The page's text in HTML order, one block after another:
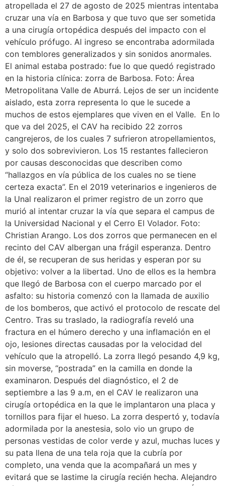
atropellada el 27 de agosto de 2025 mientras intentaba
cruzar una vía en Barbosa y que tuvo que ser sometida
a una cirugía ortopédica después del impacto con el
vehículo prófugo. Al ingreso se encontraba adormilada
con temblores generalizados y sin sonidos anormales.
El animal estaba postrado: fue lo que quedó registrado
en la historia clínica: zorra de Barbosa. Foto: Área
Metropolitana Valle de Aburrá. Lejos de ser un incidente
aislado, esta zorra representa lo que le sucede a
muchos de estos ejemplares que viven en el Valle. En lo
que va del 2025, el CAV ha recibido 22 zorros
cangrejeros, de los cuales 7 sufrieron atropellamientos,
y solo dos sobrevivieron. Los 15 restantes fallecieron
por causas desconocidas que describen como
“hallazgos en vía pública de los cuales no se tiene
certeza exacta”. En el 2019 veterinarios e ingenieros de
la Unal realizaron el primer registro de un zorro que
murió al intentar cruzar la vía que separa el campus de
la Universidad Nacional y el Cerro El Volador. Foto:
Christian Arango. Los dos zorros que permanecen en el
recinto del CAV albergan una frágil esperanza. Dentro
de él, se recuperan de sus heridas y esperan por su
objetivo: volver a la libertad. Uno de ellos es la hembra
que llegó de Barbosa con el cuerpo marcado por el
asfalto: su historia comenzó con la llamada de auxilio
de los bomberos, que activó el protocolo de rescate del
Centro. Tras su traslado, la radiografía reveló una
fractura en el húmero derecho y una inflamación en el
ojo, lesiones directas causadas por la velocidad del
vehículo que la atropelló. La zorra llegó pesando 4,9 kg,
sin moverse, “postrada” en la camilla en donde la
examinaron. Después del diagnóstico, el 2 de
septiembre a las 9 a.m, en el CAV le realizaron una
cirugía ortopédica en la que le implantaron una placa y
tornillos para fijar el hueso. La zorra despertó y, todavía
adormilada por la anestesia, solo vio un grupo de
personas vestidas de color verde y azul, muchas luces y
su pata llena de una tela roja que la cubría por
completo, una venda que la acompañará un mes y
evitará que se lastime la cirugía recién hecha. Alejandro